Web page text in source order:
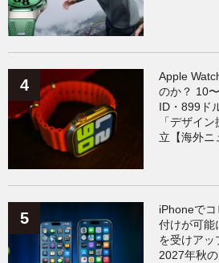
Apple
のか？ 10
ID・899ド
「デザイ
立【海外ニ
iPhoneで
付けが可能
を受けアッ
2027年秋